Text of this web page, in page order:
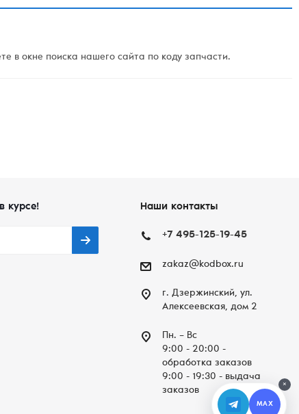
в окне поиска нашего сайта по коду запчасти.
курсе! Наши контакты
+7 495-125-19-45
zakaz@kodbox.ru
г. Дзержинский, ул.
Алексеевская, дом 2
Пн. – Вc
9:00 - 20:00 -
обработка заказов
9:00 - 19:30 - выдача
заказов
×
MAX